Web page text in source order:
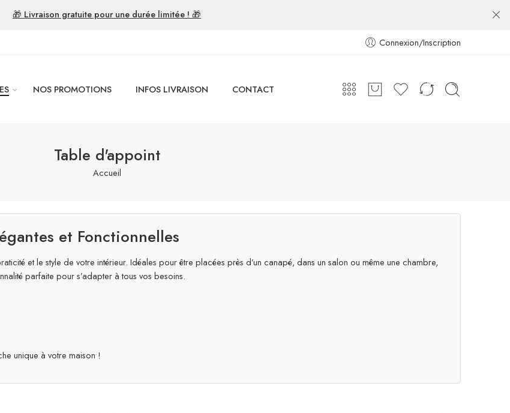
🎁 Livraison gratuite pour une durée limitée ! 🎁
Connexion/Inscription
NOS PROMOTIONS INFOS LIVRAISON CONTACT
Table d'appoint
Accueil
et Fonctionnelles
et le style de votre intérieur. Idéales pour être placées près d’un canapé, dans un salon ou même une chambre,
parfaite pour s’adapter à tous vos besoins.
unique à votre maison !